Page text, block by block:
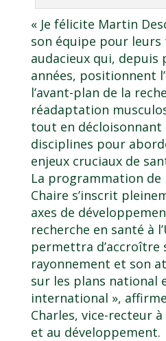
« Je félicite Martin
son équipe pour leurs
audacieux qui, depuis
années, positionnent
l’avant-plan de la
réadaptation
tout en décloisonnant
disciplines pour
enjeux cruciaux de
La programmation de
Chaire s’inscrit
axes de
recherche en santé à
permettra d’accroître
rayonnement et son
sur les plans national
international »,
Charles, vice-recteur
et au développement.